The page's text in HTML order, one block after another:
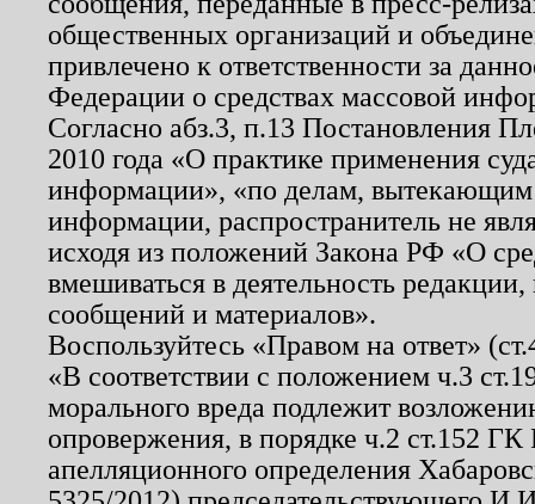
общественных организаций и
привлечено к ответственности за
Федерации о средствах массовой
Согласно абз.3, п.13 Постановления
2010 года «О практике применения
информации», «по делам, вытекающим
информации, распространитель не
исходя из положений Закона РФ «О
вмешиваться в деятельность
сообщений и материалов».
Воспользуйтесь «Правом на ответ»
«В соответствии с положением ч.3
морального вреда подлежит
опровержения, в порядке ч.2 ст.152
апелляционного определения